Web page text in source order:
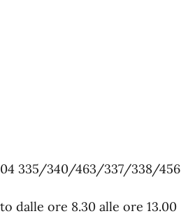
335/340/463/337/338/456
dalle ore 8.30 alle ore 13.00